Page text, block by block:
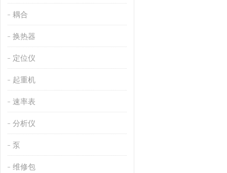
耦合
换热器
定位仪
起重机
速率表
分析仪
泵
维修包